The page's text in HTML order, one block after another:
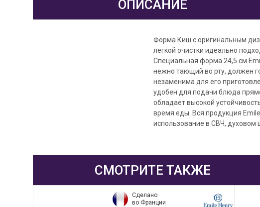
ОПИСАНИЕ
Форма Киш с оригинальным
легкой очистки идеально
Специальная форма 24,5 см
нежно тающий во рту, должен
незаменима для его
удобен для подачи блюда
обладает высокой
время еды. Вся продукция
использование в СВЧ,
СМОТРИТЕ ТАКЖЕ
Сделано
во Франции